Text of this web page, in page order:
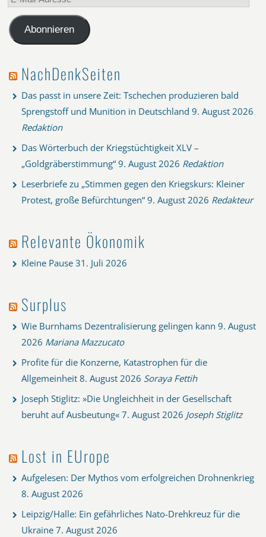
Mail-
AdresseAbonnieren
NachDenkSeiten
Das passt in unsere Zeit: Tschechen produzieren bald
Sprengstoff und Munition in Deutschland 9. August 2026
Redaktion
Das Wörterbuch der Kriegstüchtigkeit XLV –
„Goldgräberstimmung“ 9. August 2026 Redaktion
Leserbriefe zu „Stimmen gegen den Kriegskurs: Kleiner
Protest, große Befürchtungen“ 9. August 2026 Redakteur
Relevante Ökonomik
Kleine Pause 31. Juli 2026
Surplus
Wie Burnhams Dezentralisierung gelingen kann 9. August
2026 Mariana Mazzucato
Profite für die Konzerne, Katastrophen für die
Allgemeinheit 8. August 2026 Soraya Fettih
Joseph Stiglitz: »Die Ungleichheit in der Gesellschaft
beruht auf Ausbeutung« 7. August 2026 Joseph Stiglitz
Lost in EUrope
Aufgelesen: Der Mythos vom erfolgreichen Drohnenkrieg
8. August 2026
Leipzig/Halle: Ein gefährliches Nato-Drehkreuz für die
Ukraine 7. August 2026